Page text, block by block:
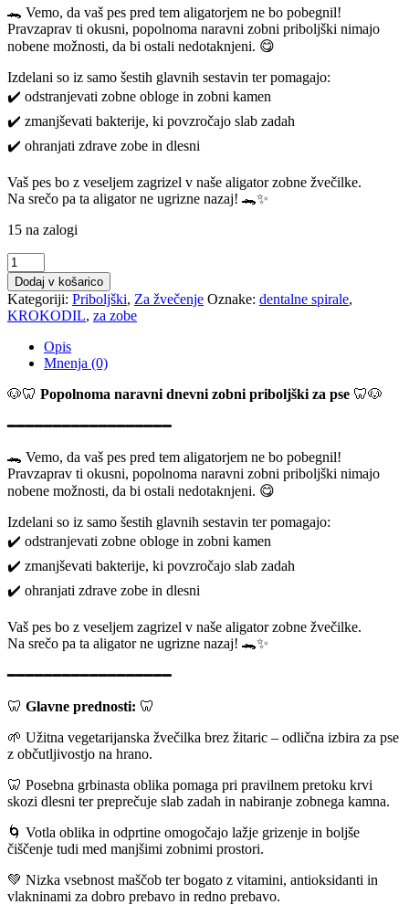
🐊 Vemo, da vaš pes pred tem aligatorjem ne bo pobegnil!
Pravzaprav ti okusni, popolnoma naravni zobni priboljški nimajo
nobene možnosti, da bi ostali nedotaknjeni. 😋
Izdelani so iz samo šestih glavnih sestavin ter pomagajo:
✔️ odstranjevati zobne obloge in zobni kamen
✔️ zmanjševati bakterije, ki povzročajo slab zadah
✔️ ohranjati zdrave zobe in dlesni
Vaš pes bo z veseljem zagrizel v naše aligator zobne žvečilke.
Na srečo pa ta aligator ne ugrizne nazaj! 🐊✨
15 na zalogi
WHIMZEES
Alligator
-
krokodil
L
količina
Dodaj v košarico
Kategoriji: Priboljški, Za žvečenje Oznake: dentalne spirale,
KROKODIL, za zobe
Opis
Mnenja (0)
🐶🦷 Popolnoma naravni dnevni zobni priboljški za pse 🦷🐶
━━━━━━━━━━━━━━━━━━
🐊 Vemo, da vaš pes pred tem aligatorjem ne bo pobegnil!
Pravzaprav ti okusni, popolnoma naravni zobni priboljški nimajo
nobene možnosti, da bi ostali nedotaknjeni. 😋
Izdelani so iz samo šestih glavnih sestavin ter pomagajo:
✔️ odstranjevati zobne obloge in zobni kamen
✔️ zmanjševati bakterije, ki povzročajo slab zadah
✔️ ohranjati zdrave zobe in dlesni
Vaš pes bo z veseljem zagrizel v naše aligator zobne žvečilke.
Na srečo pa ta aligator ne ugrizne nazaj! 🐊✨
━━━━━━━━━━━━━━━━━━
🦷 Glavne prednosti: 🦷
🌱 Užitna vegetarijanska žvečilka brez žitaric – odlična izbira za pse
z občutljivostjo na hrano.
🦷 Posebna grbinasta oblika pomaga pri pravilnem pretoku krvi
skozi dlesni ter preprečuje slab zadah in nabiranje zobnega kamna.
🌀 Votla oblika in odprtine omogočajo lažje grizenje in boljše
čiščenje tudi med manjšimi zobnimi prostori.
💚 Nizka vsebnost maščob ter bogato z vitamini, antioksidanti in
vlakninami za dobro prebavo in redno prebavo.